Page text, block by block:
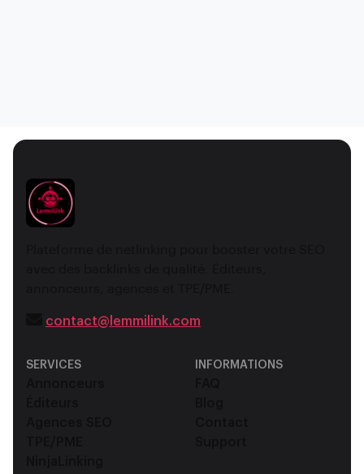
contact@lemmilink.com
SERVICES INFORMATIONS